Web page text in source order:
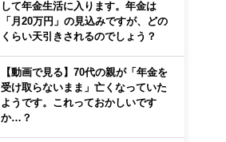
して年金生活に入ります。年金は
「月20万円」の見込みですが、どの
くらい天引きされるのでしょう？
【動画で見る】70代の親が「年金を
受け取らないまま」亡くなっていた
ようです。これっておかしいです
か…？